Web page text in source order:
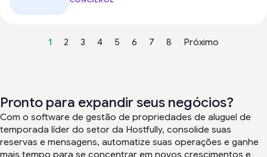
1 2 3 4 5 6 7 8 Próximo
Pronto para expandir seus negócios?
Com o software de gestão de propriedades de aluguel de
temporada líder do setor da Hostfully, consolide suas
reservas e mensagens, automatize suas operações e ganhe
mais tempo para se concentrar em novos crescimentos e